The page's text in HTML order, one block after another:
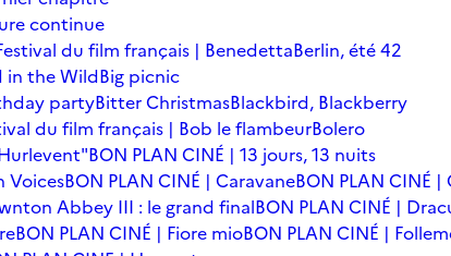
continue
du film français | BenedettaBerlin, été 42
in the WildBig picnic
partyBitter ChristmasBlackbird, Blackberry
du film français | Bob le flambeurBolero
BON PLAN CINÉ | 13 jours, 13 nuits
VoicesBON PLAN CINÉ | CaravaneBON PLAN CINÉ
Abbey III : le grand finalBON PLAN CINÉ |
BON PLAN CINÉ | Fiore mioBON PLAN CINÉ |